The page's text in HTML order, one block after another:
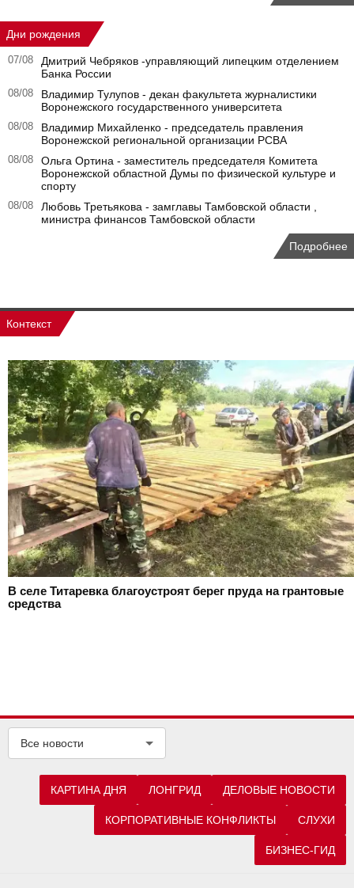
Дни рождения
07/08
Дмитрий Чебряков -управляющий липецким отделением
Банка России
08/08
Владимир Тулупов - декан факультета журналистики
Воронежского государственного университета
08/08
Владимир Михайленко - председатель правления
Воронежской региональной организации РСВА
08/08
Ольга Ортина - заместитель председателя Комитета
Воронежской областной Думы по физической культуре и
спорту
08/08
Любовь Третьякова - замглавы Тамбовской области ,
министра финансов Тамбовской области
Подробнее
Контекст
В селе Титаревка благоустроят берег пруда на грантовые
средства
Все новости
КАРТИНА ДНЯ ЛОНГРИД ДЕЛОВЫЕ НОВОСТИ
КОРПОРАТИВНЫЕ КОНФЛИКТЫ СЛУХИ
БИЗНЕС-ГИД